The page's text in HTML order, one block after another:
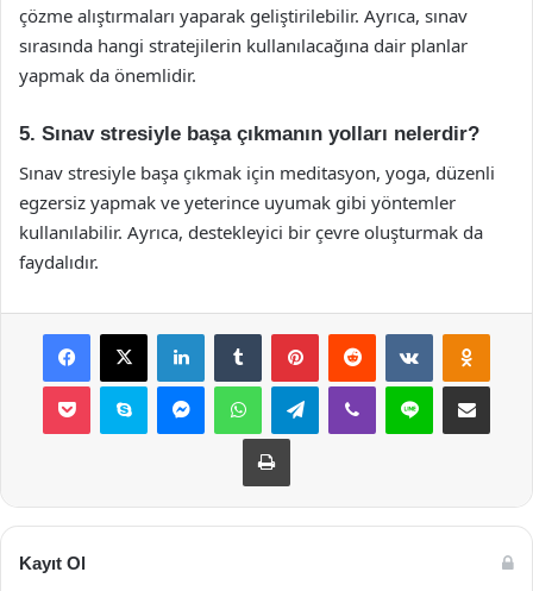
çözme alıştırmaları yaparak geliştirilebilir. Ayrıca, sınav
sırasında hangi stratejilerin kullanılacağına dair planlar
yapmak da önemlidir.
5. Sınav stresiyle başa çıkmanın yolları nelerdir?
Sınav stresiyle başa çıkmak için meditasyon, yoga, düzenli
egzersiz yapmak ve yeterince uyumak gibi yöntemler
kullanılabilir. Ayrıca, destekleyici bir çevre oluşturmak da
faydalıdır.
Facebook
X LinkedInTumblr PinterestReddit VKontakte
Pocket Skype MessengerWhatsAppTelegramViber Line E-Posta ile
Yazdır
Kayıt Ol